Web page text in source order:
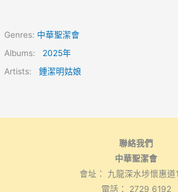
Genres: 中華聖潔會
Albums: 2025年
Artists:鍾潔明姑娘
聯絡我們
中華聖潔會
會址： 九龍深水埗懷惠道
電話： 2729 6192